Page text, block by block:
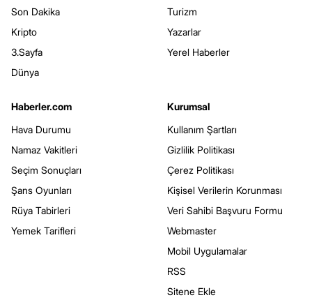
Son Dakika
Kripto
3.Sayfa
Dünya
Turizm
Yazarlar
Yerel Haberler
Haberler.com
Hava Durumu
Namaz Vakitleri
Seçim Sonuçları
Şans Oyunları
Rüya Tabirleri
Yemek Tarifleri
Kurumsal
Kullanım Şartları
Gizlilik Politikası
Çerez Politikası
Kişisel Verilerin Korunması
Veri Sahibi Başvuru Formu
Webmaster
Mobil Uygulamalar
RSS
Sitene Ekle